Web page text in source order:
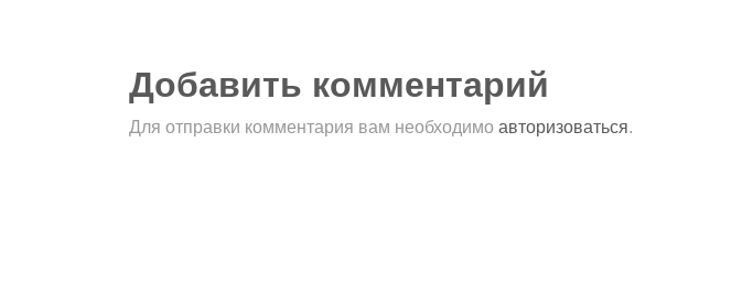
Добавить комментарий
Для отправки комментария вам необходимо авторизоваться.